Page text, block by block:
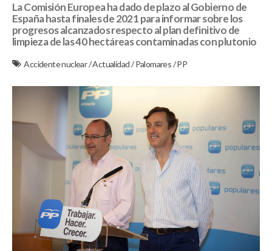
La Comisión Europea ha dado de plazo al Gobierno de
España hasta finales de 2021 para informar sobre los
progresos alcanzados respecto al plan definitivo de
limpieza de las 40 hectáreas contaminadas con plutonio
Accidente nuclear/Actualidad/Palomares/PP